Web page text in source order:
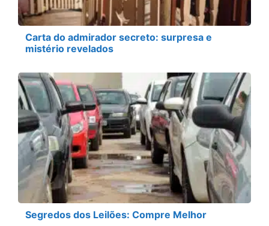
Carta do admirador secreto: surpresa e
mistério revelados
Segredos dos Leilões: Compre Melhor